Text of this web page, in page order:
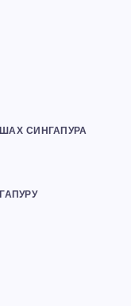
СИНГАПУРА